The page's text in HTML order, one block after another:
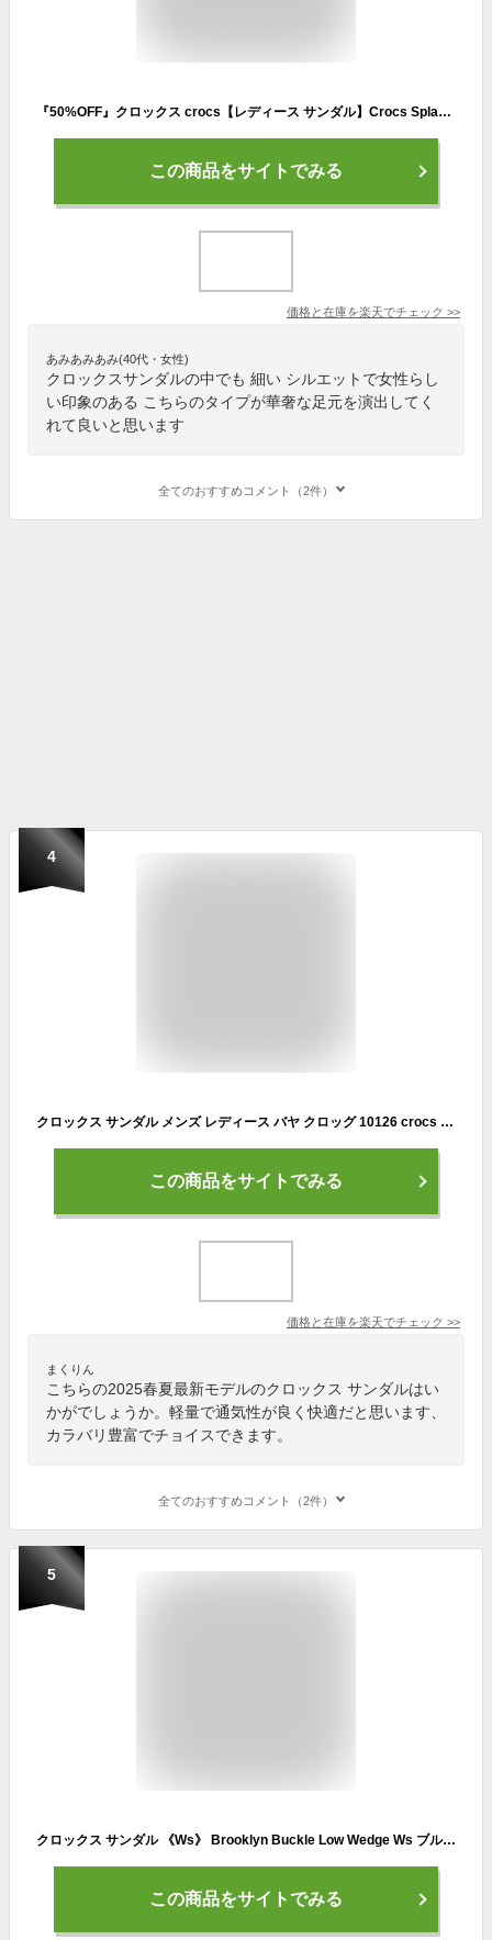
『50%OFF』クロックス crocs【レディース サンダル】Crocs Splash Glossy Strappy W/クロックス スプラッシュ グロッシー ストラッピー｜##
この商品をサイトでみる
価格と在庫を楽天でチェック >>
あみあみあみ(40代・女性)
クロックスサンダルの中でも 細い シルエットで女性らし
い印象のある こちらのタイプが華奢な足元を演出してく
れて良いと思います
全てのおすすめコメント（2件）
4
クロックス サンダル メンズ レディース バヤ クロッグ 10126 crocs 2025春夏 BAYA CLOG 軽量 防水 通気性
この商品をサイトでみる
価格と在庫を楽天でチェック >>
まくりん
こちらの2025春夏最新モデルのクロックス サンダルはい
かがでしょうか。軽量で通気性が良く快適だと思います、
カラバリ豊富でチョイスできます。
全てのおすすめコメント（2件）
5
クロックス サンダル 《Ws》 Brooklyn Buckle Low Wedge Ws ブルックリン バックル ロー ウェッジ ウィメン 《メンズ靴 レディース靴》
この商品をサイトでみる